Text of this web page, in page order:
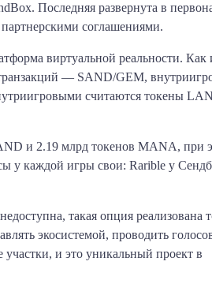
Последняя развернута в
соглашениями.
виртуальной реальности. Как
транзакций — SAND/GEM,
считаются токены
и 2.19 млрд токенов MANA, при
у каждой игры свои: Rarible у
такая опция реализована
экосистемой, проводить
участки, и это уникальный проект в